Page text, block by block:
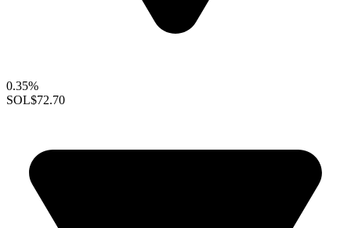
0.35%
SOL$72.70